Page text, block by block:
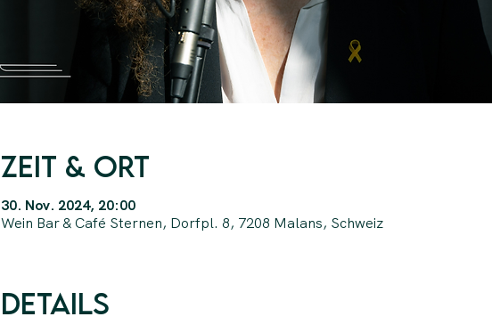
Zeit & Ort
30. Nov. 2024, 20:00
Wein Bar & Café Sternen, Dorfpl. 8, 7208 Malans, Schweiz
Details